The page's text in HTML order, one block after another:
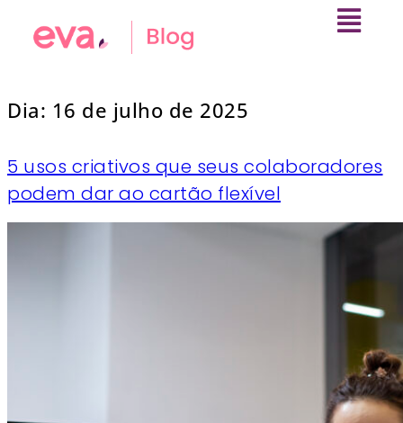
Dia: 16 de julho de 2025
5 usos criativos que seus colaboradores
podem dar ao cartão flexível